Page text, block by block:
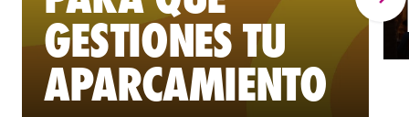
GESTIONES TU
APARCAMIENTO